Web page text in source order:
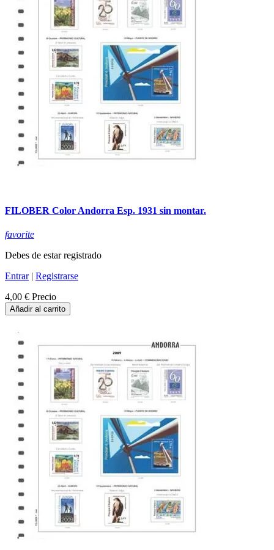
FILOBER Color Andorra Esp. 1931 sin montar.
favorite
Debes de estar registrado
Entrar| Registrarse
4,00 € Precio
Añadir al carrito